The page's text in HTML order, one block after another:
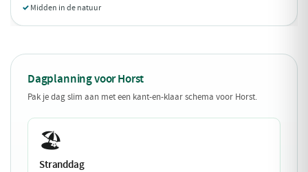
Midden in de natuur
Dagplanning voor Horst
Pak je dag slim aan met een kant-en-klaar schema voor Horst.
🏖️
Stranddag